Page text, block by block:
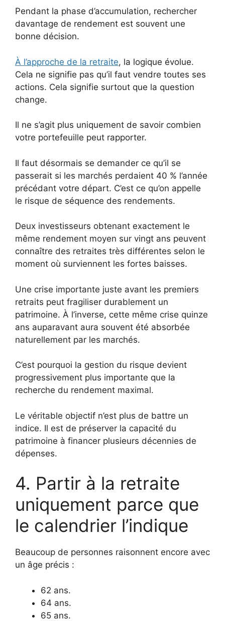
Pendant la phase d’accumulation, rechercher
davantage de rendement est souvent une
bonne décision.
À l’approche de la retraite, la logique évolue.
Cela ne signifie pas qu’il faut vendre toutes ses
actions. Cela signifie surtout que la question
change.
Il ne s’agit plus uniquement de savoir combien
votre portefeuille peut rapporter.
Il faut désormais se demander ce qu’il se
passerait si les marchés perdaient 40 % l’année
précédant votre départ. C’est ce qu’on appelle
le risque de séquence des rendements.
Deux investisseurs obtenant exactement le
même rendement moyen sur vingt ans peuvent
connaître des retraites très différentes selon le
moment où surviennent les fortes baisses.
Une crise importante juste avant les premiers
retraits peut fragiliser durablement un
patrimoine. À l’inverse, cette même crise quinze
ans auparavant aura souvent été absorbée
naturellement par les marchés.
C’est pourquoi la gestion du risque devient
progressivement plus importante que la
recherche du rendement maximal.
Le véritable objectif n’est plus de battre un
indice. Il est de préserver la capacité du
patrimoine à financer plusieurs décennies de
dépenses.
4. Partir à la retraite
uniquement parce que
le calendrier l’indique
Beaucoup de personnes raisonnent encore avec
un âge précis :
62 ans.
64 ans.
65 ans.